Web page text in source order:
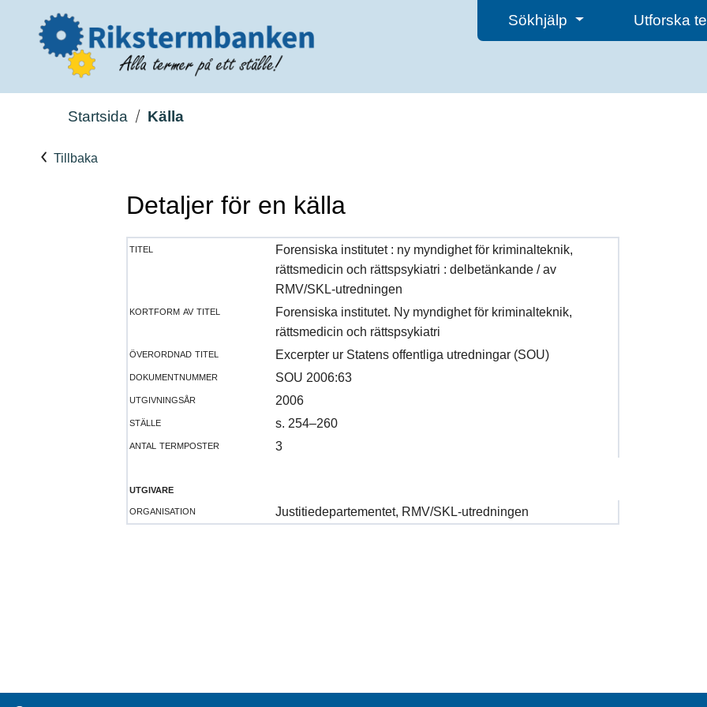
Sökhjälp Utforska
Startsida Källa
Tillbaka
Detaljer för en källa
titel
Forensiska institutet : ny myndighet för kriminalteknik,
rättsmedicin och rättspsykiatri : delbetänkande / av
RMV/SKL-utredningen
kortform av titel
Forensiska institutet. Ny myndighet för kriminalteknik,
rättsmedicin och rättspsykiatri
överordnad titel
Excerpter ur Statens offentliga utredningar (SOU)
dokumentnummer
SOU 2006:63
utgivningsår
2006
ställe
s. 254–260
antal termposter
3
utgivare
organisation
Justitiedepartementet, RMV/SKL-utredningen